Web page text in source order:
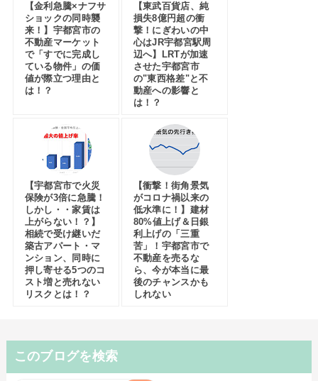
【金利急騰×ナフサ
ショックの同時襲
来！】宇都宮市の
不動産マーケット
で「すでに完成し
ている物件」の価
値が際立つ理由と
は！？
【東武百貨店、純
損失8億円超の衝
撃！にぎわいの中
心はJR宇都宮駅周
辺へ】LRTが加速
させた宇都宮市
の"東西格差"と不
動産への影響と
は！？
【宇都宮市で火災
保険が3倍に急騰！
しかし・・家賃は
上がらない！？】
相続で受け継いだ
築古アパート・マ
ンション、同時に
押し寄せる5つのコ
スト増と売れない
リスクとは！？
【衝撃！街角景気
がコロナ禍以来の
低水準に！】建材
80%値上げ＆日銀
利上げの「三重
苦」！宇都宮市で
不動産を売るな
ら、今が本当に最
後のチャンスかも
しれない
このブログを検索